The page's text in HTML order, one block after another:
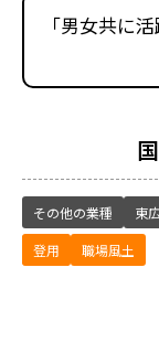
「男女共に
その他の業種 東
登用
職場風土